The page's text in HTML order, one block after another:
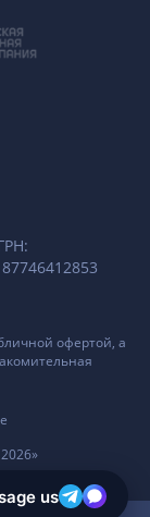
офертой, а